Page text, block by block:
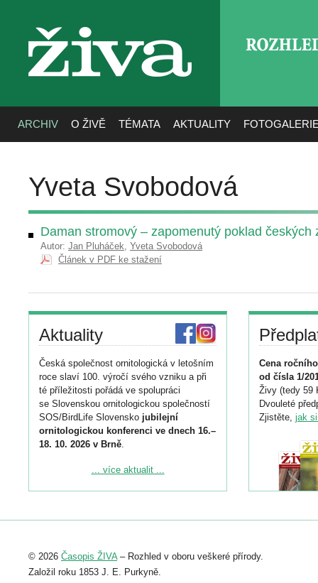
živa
ARCHIV O ŽIVĚ TÉMATA AKTUALITY
Yveta Svobodová
Daman stromový – zapomenutý poklad českých
Autor: Jan Pluháček, Yveta Svobodová
Článek v PDF ke stažení
Aktuality
Česká společnost ornitologická v letošním
roce slaví 100. výročí svého vzniku a při
té příležitosti pořádá ve spolupráci
se Slovenskou ornitologickou společností
SOS/BirdLife Slovensko jubilejní
ornitologickou konferenci ve dnech 16.–
18. 10. 2026 v Brně.
Podrobnější informace ke konferenci
Registrovat se můžete do 6. září.
abstraktu přihlášené přednášky nebo
posteru je už 30. června.
... více aktualit ...
Cena
od čísla 1/
Živy (tedy 59
Dvouleté
Zjistěte, jak
© 2026 Časopis ŽIVA– Rozhled v oboru veškeré přírody.
Založil roku 1853 J. E. Purkyně.